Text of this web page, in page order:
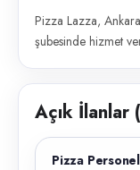
Pizza Lazza,
şubesinde hizmet
Açık İlanlar (
Pizza